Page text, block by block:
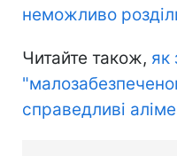
неможливо
Читайте також, як
справедливі